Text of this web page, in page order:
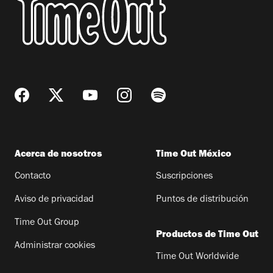
Acerca de nosotros
Contacto
Aviso de privacidad
Time Out Group
Administrar cookies
Time Out México
Suscripciones
Puntos de distribución
Productos de Time Out
Time Out Worldwide